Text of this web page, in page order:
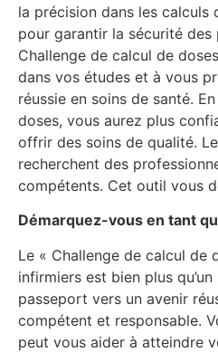
la précision dans les calculs
pour garantir la sécurité des
Challenge de calcul de
dans vos études et à vous
réussie en soins de santé.
doses, vous aurez plus
offrir des soins de qualité.
recherchent des
compétents. Cet outil vous
Démarquez-vous en tant
Le « Challenge de calcul de
infirmiers est bien plus
passeport vers un avenir
compétent et responsable.
peut vous aider à atteindre